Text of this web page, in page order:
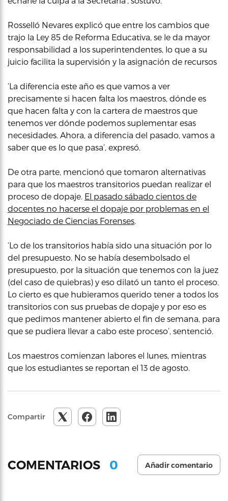
Rosselló Nevares explicó que entre los cambios que
trajo la Ley 85 de Reforma Educativa, se le da mayor
responsabilidad a los superintendentes, lo que a su
juicio facilita la supervisión y la asignación de recursos
‘La diferencia este año es que vamos a ver
precisamente si hacen falta los maestros, dónde es
que hacen falta y con la cartera de maestros que
tenemos ver dónde podemos suplementar esas
necesidades. Ahora, a diferencia del pasado, vamos a
saber que es lo que pasa’, expresó.
De otra parte, mencionó que tomaron alternativas
para que los maestros transitorios puedan realizar el
proceso de dopaje. El pasado sábado cientos de
docentes no hacerse el dopaje por problemas en el
Negociado de Ciencias Forenses.
‘Lo de los transitorios había sido una situación por lo
del presupuesto. No se había desembolsado el
presupuesto, por la situación que tenemos con la juez
(del caso de quiebras) y eso dilató un tanto el proceso.
Lo cierto es que hubieramos querido tener a todos los
transitorios con sus pruebas de dopaje y por eso es
que pedimos mantener abierto el fin de semana, para
que se pudiera llevar a cabo este proceso’, sentenció.
Los maestros comienzan labores el lunes, mientras
que los estudiantes se reportan el 13 de agosto.
Compartir
COMENTARIOS 0 Añadir comentario